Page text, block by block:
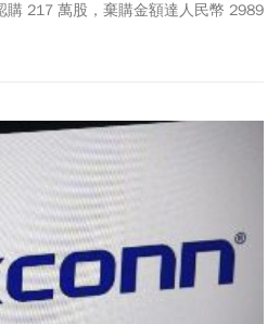
購 217 萬股，棄購金額達人民幣 2989
萬股，棄購金額達人民幣 1601 萬